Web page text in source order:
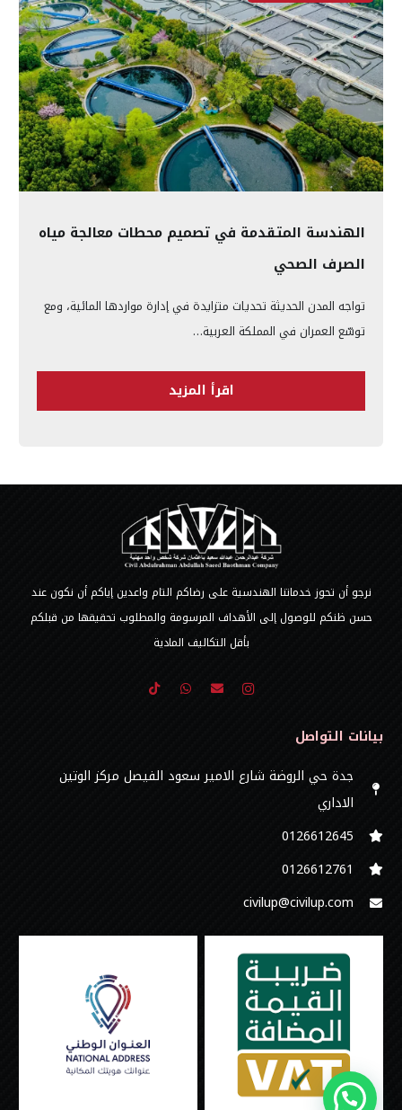
الهندسة المتقدمة في تصميم محطات معالجة مياه
الصرف الصحي
تواجه المدن الحديثة تحديات متزايدة في إدارة مواردها المائية، ومع
توسّع العمران في المملكة العربية…
اقرأ المزيد
نرجو أن تحوز خدماتنا الهندسية على رضاكم التام واعدين إياكم أن نكون عند
حسن ظنكم للوصول إلى الأهداف المرسومة والمطلوب تحقيقها من قبلكم
بأقل التكاليف المادية
بيانات التواصل
جدة حي الروضة شارع الامير سعود الفيصل مركز الوتين
الاداري
0126612645‬
‭0126612761
civilup@civilup.com